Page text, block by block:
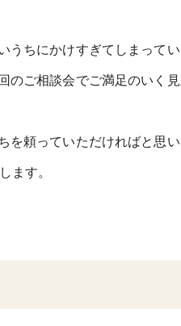
ちにかけすぎてしまって
ご相談会でご満足のいく
を頼っていただければと思
ます。